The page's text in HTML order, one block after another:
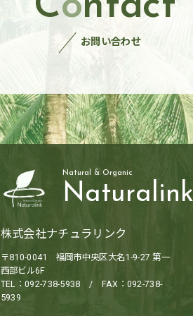
お問い合わせ
Natural & Organic
株式会社ナチュラリンク
〒810-0041 福岡市中央区大名1-9-27 第一
西部ビル6F
TEL：092-738-5938 / FAX：092-738-
5939